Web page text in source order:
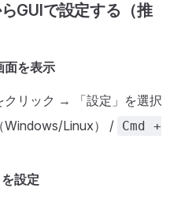
GUIで設定する（推
面を表示
クリック → 「設定」を選択
（Windows/Linux） / Cmd +
設定